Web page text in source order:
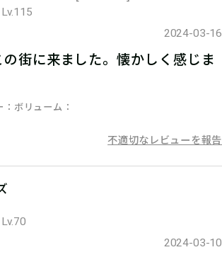
2024-03-16
街に来ました。懐かしく感じま
ボリューム
不適切なレビューを報告
2024-03-10